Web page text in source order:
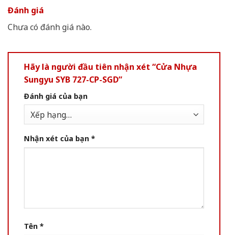
Đánh giá
Chưa có đánh giá nào.
Hãy là người đầu tiên nhận xét “Cửa Nhựa
Sungyu SYB 727-CP-SGD”
Đánh giá của bạn
Nhận xét của bạn *
Tên *